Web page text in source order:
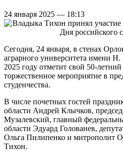
24 января 2025 — 18:13
Сегодня, 24 января, в стенах
аграрного университета имени
2025 году отметит свой 50-
торжественное мероприятие в
студенчества.
В числе почетных гостей
области Андрей Клычков,
Музалевский, главный
области Эдуард Голованев,
Ольга Пилипенко и митрополит
Тихон.